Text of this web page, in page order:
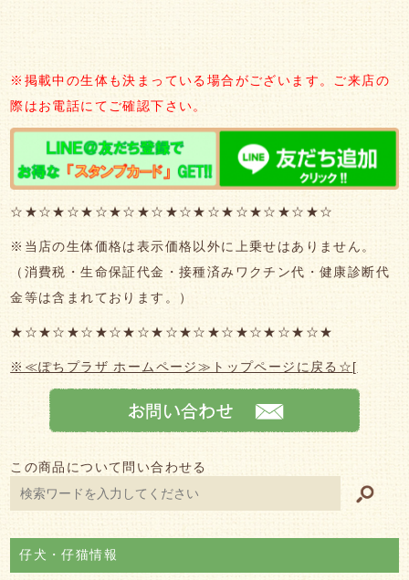
※掲載中の生体も決まっている場合がございます。ご来店の
際はお電話にてご確認下さい。
☆★☆★☆★☆★☆★☆★☆★☆★☆★☆★☆★☆
※当店の生体価格は表示価格以外に上乗せはありません。
（消費税・生命保証代金・接種済みワクチン代・健康診断代
金等は含まれております。）
★☆★☆★☆★☆★☆★☆★☆★☆★☆★☆★☆★
※≪ぽちプラザ ホームページ≫トップページに戻る☆[
この商品について問い合わせる
仔犬・仔猫情報